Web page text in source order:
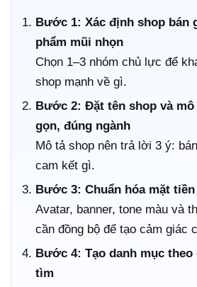
Bước 1: Xác định shop bán
phẩm mũi nhọn
Chọn 1–3 nhóm chủ lực để
shop mạnh về gì.
Bước 2: Đặt tên shop và mô
gọn, đúng ngành
Mô tả shop nên trả lời 3 ý:
cam kết gì.
Bước 3: Chuẩn hóa mặt
Avatar, banner, tone màu và
cần đồng bộ để tạo cảm giác
Bước 4: Tạo danh mục theo
tìm